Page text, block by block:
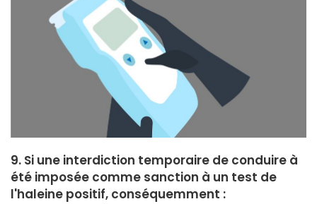
9. Si une interdiction temporaire de conduire à
été imposée comme sanction à un test de
l'haleine positif, conséquemment :